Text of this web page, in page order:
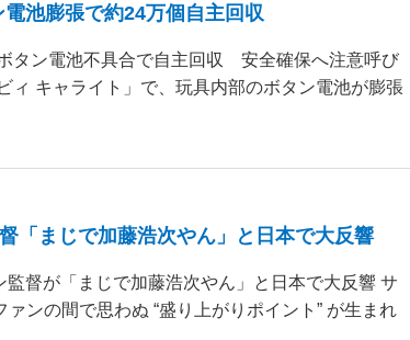
池膨張で約24万個自主回収
タン電池不具合で自主回収 安全確保へ注意呼び
ィ キャライト」で、玩具内部のボタン電池が膨張
「まじで加藤浩次やん」と日本で大反響
督が「まじで加藤浩次やん」と日本で大反響 サ
ンの間で思わぬ “盛り上がりポイント” が生まれ